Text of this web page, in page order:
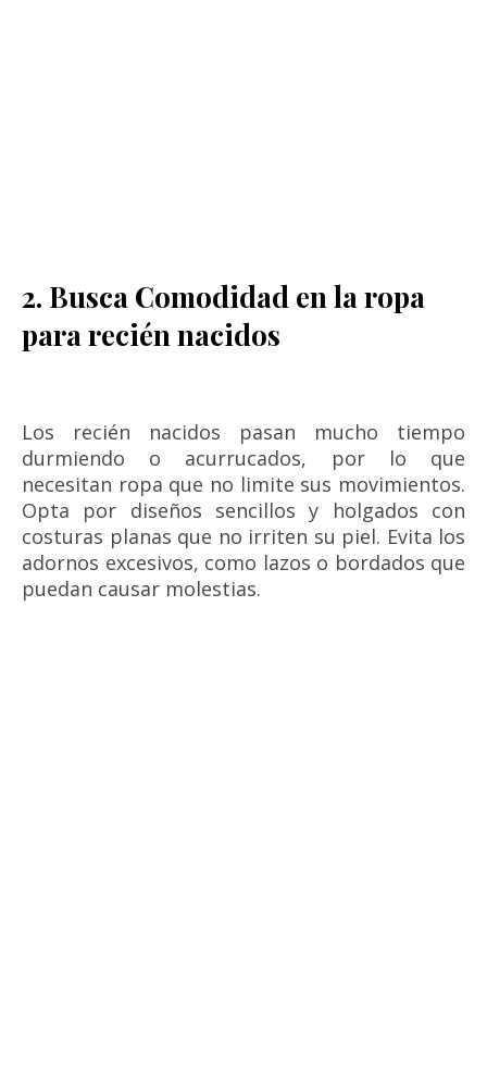
2. Busca Comodidad en la ropa
para recién nacidos
Los recién nacidos pasan mucho tiempo
durmiendo o acurrucados, por lo que
necesitan ropa que no limite sus movimientos.
Opta por diseños sencillos y holgados con
costuras planas que no irriten su piel. Evita los
adornos excesivos, como lazos o bordados que
puedan causar molestias.